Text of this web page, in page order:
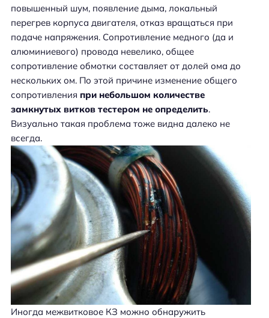
повышенный шум, появление дыма, локальный
перегрев корпуса двигателя, отказ вращаться при
подаче напряжения. Сопротивление медного (да и
алюминиевого) провода невелико, общее
сопротивление обмотки составляет от долей ома до
нескольких ом. По этой причине изменение общего
сопротивления при небольшом количестве
замкнутых витков тестером не определить.
Визуально такая проблема тоже видна далеко не
всегда.
Иногда межвитковое КЗ можно обнаружить